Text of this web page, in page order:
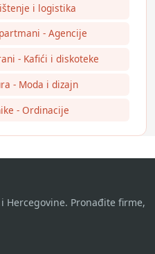
i logistika
- Agencije
- Kafići i diskoteke
- Moda i dizajn
- Ordinacije
Hercegovine. Pronađite firme,